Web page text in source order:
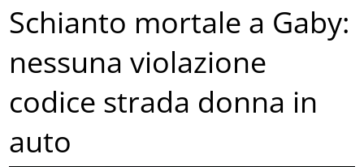
Schianto mortale a Gaby:
nessuna violazione
codice strada donna in
auto